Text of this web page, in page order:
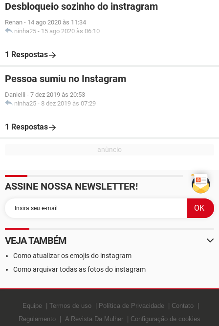
Desbloqueio sozinho do instragram
Renan - 14 ago 2020 às 11:34
ninha25 - 15 ago 2020 às 06:10
1 Respostas
Pessoa sumiu no Instagram
Danielli - 7 dez 2019 às 20:53
ninha25 - 8 dez 2019 às 07:29
1 Respostas
ASSINE NOSSA NEWSLETTER!
VEJA TAMBÉM
Como atualizar os emojis do instagram
Como arquivar todas as fotos do instagram
Equipe Termos de uso Política de Privacidade
Contato
Regulamento
A Revista Da Mulher Configuração de cookies